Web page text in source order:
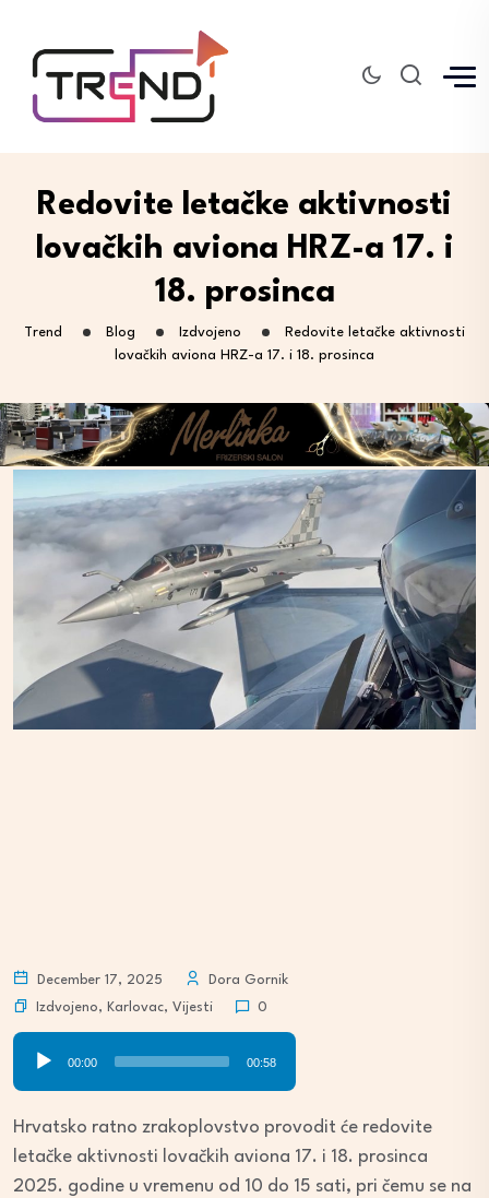
Redovite letačke aktivnosti
lovačkih aviona HRZ-a 17. i
18. prosinca
Trend Blog Izdvojeno
Redovite letačke aktivnosti
lovačkih aviona HRZ-a 17. i 18. prosinca
December 17, 2025
Dora Gornik
Izdvojeno, Karlovac, Vijesti 0
00:00 00:58
Hrvatsko ratno zrakoplovstvo provodit će redovite
letačke aktivnosti lovačkih aviona 17. i 18. prosinca
2025. godine u vremenu od 10 do 15 sati, pri čemu se na